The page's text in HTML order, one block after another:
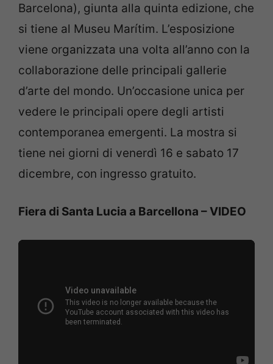
Barcelona), giunta alla quinta edizione, che
si tiene al Museu Marítim. L’esposizione
viene organizzata una volta all’anno con la
collaborazione delle principali gallerie
d’arte del mondo. Un’occasione unica per
vedere le principali opere degli artisti
contemporanea emergenti. La mostra si
tiene nei giorni di venerdì 16 e sabato 17
dicembre, con ingresso gratuito.
Fiera di Santa Lucia a Barcellona – VIDEO